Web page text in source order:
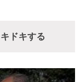
ドキする